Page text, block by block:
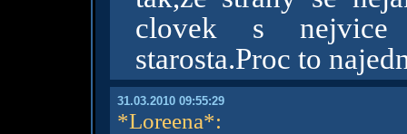
clovek s nejvice
starosta.Proc to
31.03.2010 09:55:29
*Loreena*: